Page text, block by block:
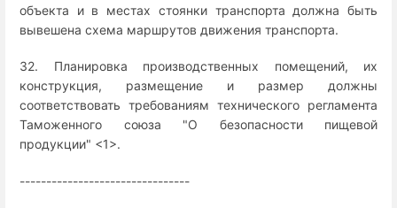
объекта и в местах стоянки транспорта должна быть
вывешена схема маршрутов движения транспорта.
32. Планировка производственных помещений, их
конструкция, размещение и размер должны
соответствовать требованиям технического регламента
Таможенного союза "О безопасности пищевой
продукции" <1>.
--------------------------------